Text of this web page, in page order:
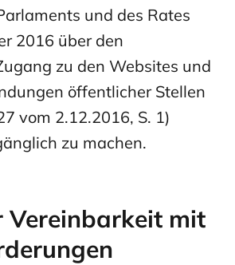
und des Rates
2016 über den
zu den Websites und
öffentlicher Stellen
vom 2.12.2016, S. 1)
zu machen.
Vereinbarkeit mit